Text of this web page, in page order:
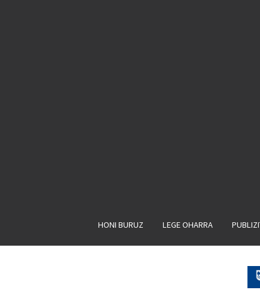
HONI BURUZ LEGE OHARRA